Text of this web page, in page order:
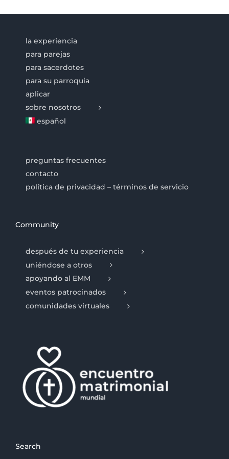
la experiencia
para parejas
para sacerdotes
para su parroquia
aplicar
sobre nosotros
español
preguntas frecuentes
contacto
política de privacidad – términos de servicio
Community
después de tu experiencia
uniéndose a otros
apoyando al EMM
eventos patrocinados
comunidades virtuales
Search